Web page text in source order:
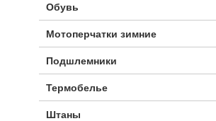
Обувь
Мотоперчатки зимние
Подшлемники
Термобелье
Штаны